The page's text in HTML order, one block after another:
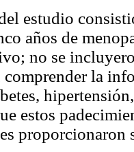
estudio
años de
no se
la
estos